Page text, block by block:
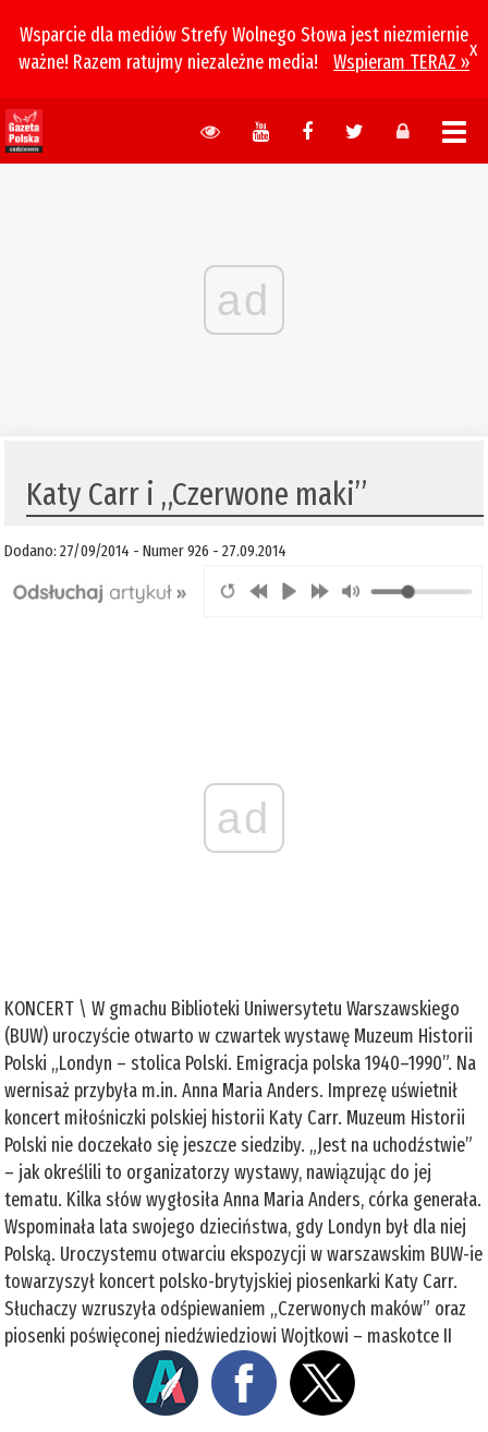
Wsparcie dla mediów Strefy Wolnego Słowa jest niezmiernie
ważne! Razem ratujmy niezależne media!
Wspieram TERAZ »
x
ad
Katy Carr i „Czerwone maki”
Dodano: 27/09/2014 - Numer 926 - 27.09.2014
ad
KONCERT \ W gmachu Biblioteki Uniwersytetu Warszawskiego
(BUW) uroczyście otwarto w czwartek wystawę Muzeum Historii
Polski „Londyn – stolica Polski. Emigracja polska 1940–1990”. Na
wernisaż przybyła m.in. Anna Maria Anders. Imprezę uświetnił
koncert miłośniczki polskiej historii Katy Carr. Muzeum Historii
Polski nie doczekało się jeszcze siedziby. „Jest na uchodźstwie”
– jak określili to organizatorzy wystawy, nawiązując do jej
tematu. Kilka słów wygłosiła Anna Maria Anders, córka generała.
Wspominała lata swojego dzieciństwa, gdy Londyn był dla niej
Polską. Uroczystemu otwarciu ekspozycji w warszawskim BUW-ie
towarzyszył koncert polsko-brytyjskiej piosenkarki Katy Carr.
Słuchaczy wzruszyła odśpiewaniem „Czerwonych maków” oraz
piosenki poświęconej niedźwiedziowi Wojtkowi – maskotce II